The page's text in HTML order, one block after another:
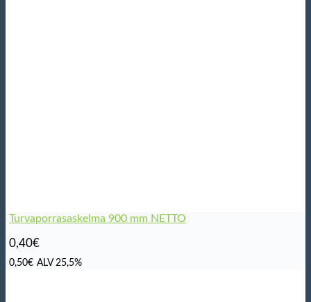
Turvaporrasaskelma 900 mm NETTO
0,40€
0,50€ ALV 25,5%